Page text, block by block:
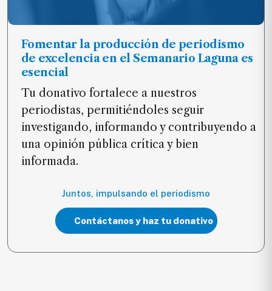
Fomentar la producción de periodismo
de excelencia en el Semanario Laguna es
esencial
Tu donativo fortalece a nuestros
periodistas, permitiéndoles seguir
investigando, informando y contribuyendo a
una opinión pública crítica y bien
informada.
Juntos, impulsando el periodismo
Contáctanos y haz tu donativo